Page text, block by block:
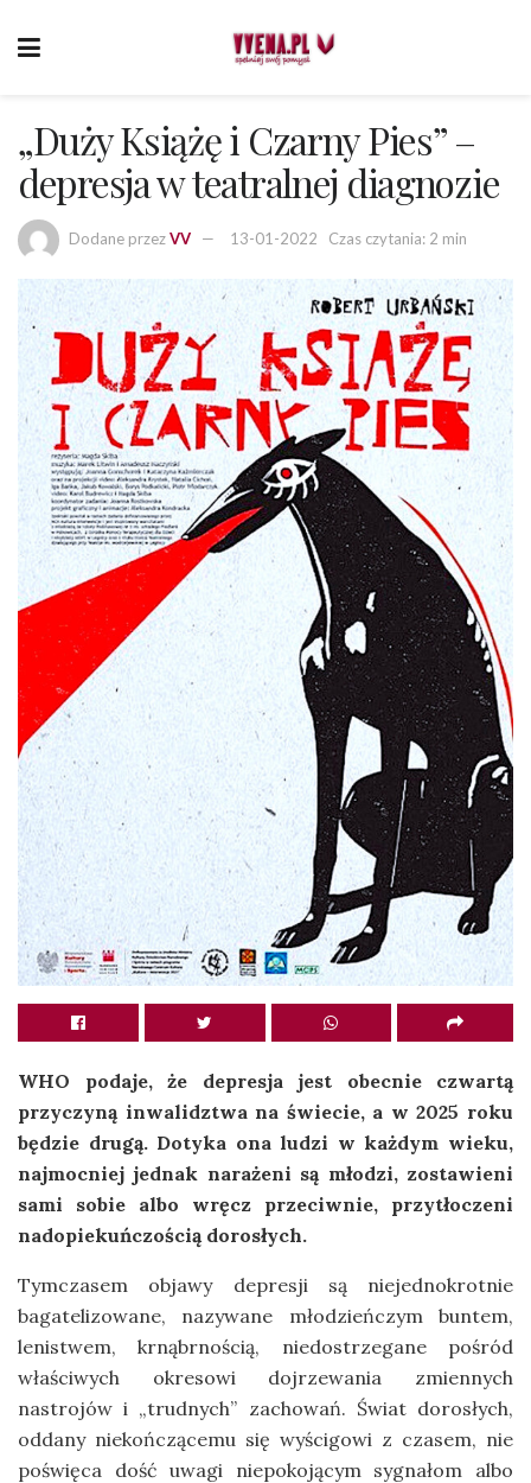
„Duży Książę i Czarny Pies” –
depresja w teatralnej diagnozie
Dodane przezVV 13-01-2022 Czas czytania: 2 min
WHO podaje, że depresja jest obecnie czwartą
przyczyną inwalidztwa na świecie, a w 2025 roku
będzie drugą. Dotyka ona ludzi w każdym wieku,
najmocniej jednak narażeni są młodzi, zostawieni
sami sobie albo wręcz przeciwnie, przytłoczeni
nadopiekuńczością dorosłych.
Tymczasem objawy depresji są niejednokrotnie
bagatelizowane, nazywane młodzieńczym buntem,
lenistwem, krnąbrnością, niedostrzegane pośród
właściwych okresowi dojrzewania zmiennych
nastrojów i „trudnych” zachowań. Świat dorosłych,
oddany niekończącemu się wyścigowi z czasem, nie
poświęca dość uwagi niepokojącym sygnałom albo